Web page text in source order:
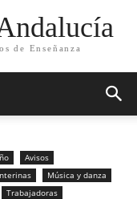
de Enseñanza
Avisos
Música y danza
Trabajadoras